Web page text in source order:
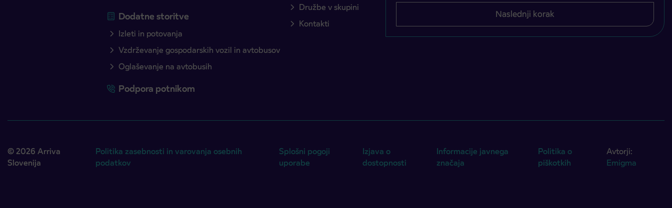
Dodatne storitve
Izleti in potovanja
Vzdrževanje gospodarskih vozil in avtobusov
Oglaševanje na avtobusih
Podpora potnikom
Družbe v skupini
Kontakti
Naslednji korak
© 2026 Arriva
Slovenija
Politika zasebnosti in varovanja osebnih
podatkov
Splošni pogoji
uporabe
Izjava o
dostopnosti
Informacije javnega
značaja
Politika o
piškotkih
Avtorji:
Emigma